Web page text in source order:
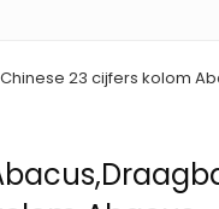
23 cijfers kolom